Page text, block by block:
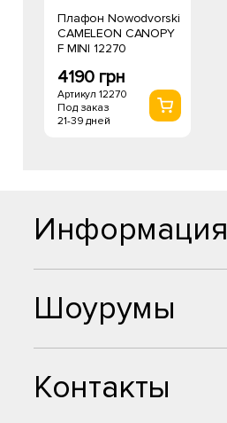
Плафон Nowodvorski
CAMELEON CANOPY
F MINI 12270
4190 грн
Артикул 12270
Под заказ
21-39 дней
Шоурумы
Контакты
Информация